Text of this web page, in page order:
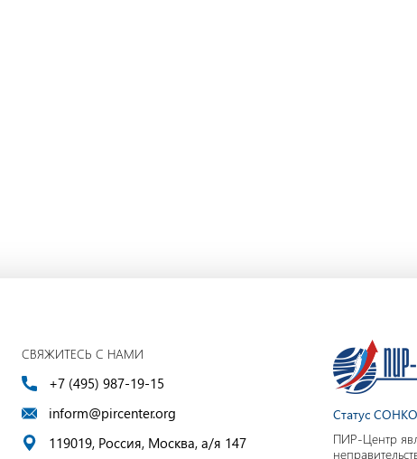
СВЯЖИТЕСЬ С НАМИ
+7 (495) 987-19-15
inform@pircenter.org
119019, Россия, Москва, а/я 147
Статус
ПИР-Центр